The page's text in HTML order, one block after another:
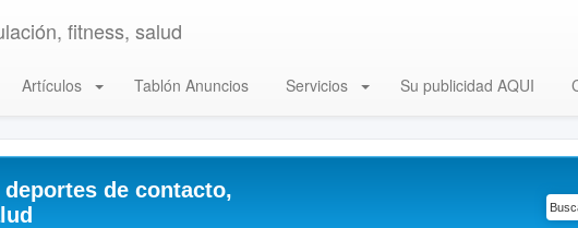
fitness, salud
Artículos Tablón Anuncios Servicios Su publicidad AQUI
de contacto,